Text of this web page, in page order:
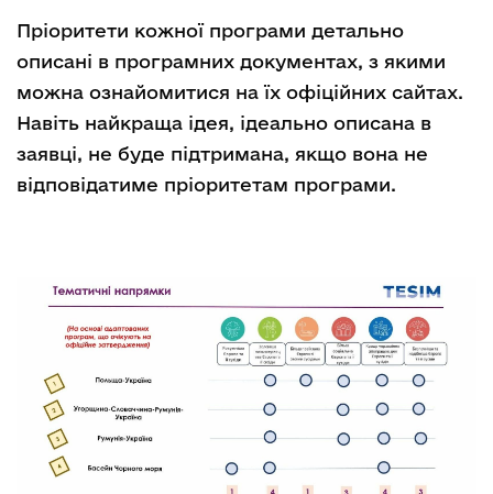
Пріоритети кожної програми детально
описані в програмних документах, з якими
можна ознайомитися на їх офіційних сайтах.
Навіть найкраща ідея, ідеально описана в
заявці, не буде підтримана, якщо вона не
відповідатиме пріоритетам програми.